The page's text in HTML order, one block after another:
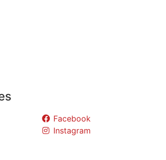
Facebook
Instagram